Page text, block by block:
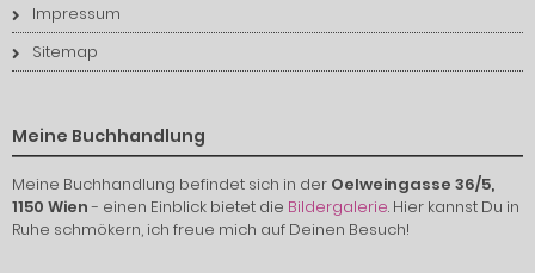
Impressum
Sitemap
Meine Buchhandlung
Meine Buchhandlung befindet sich in der Oelweingasse 36/5,
1150 Wien- einen Einblick bietet die Bildergalerie. Hier kannst Du in
Ruhe schmökern, ich freue mich auf Deinen Besuch!